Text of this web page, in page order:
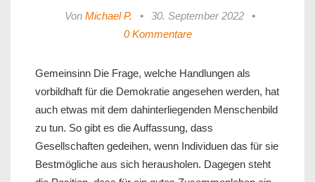
Von Michael P. • 30. September 2022
•
0 Kommentare
Gemeinsinn Die Frage, welche Handlungen als
vorbildhaft für die Demokratie angesehen werden, hat
auch etwas mit dem dahinterliegenden Menschenbild
zu tun. So gibt es die Auffassung, dass
Gesellschaften gedeihen, wenn Individuen das für sie
Bestmögliche aus sich herausholen. Dagegen steht